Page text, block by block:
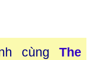
cùngThe